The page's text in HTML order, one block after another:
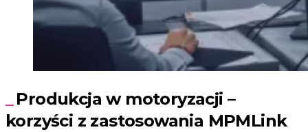
Produkcja w motoryzacji –
korzyści z zastosowania MPMLink